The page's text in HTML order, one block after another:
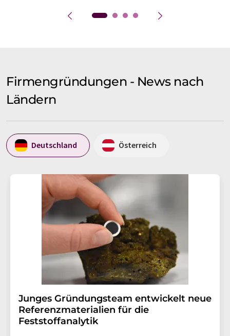
Firmengründungen - News nach
Ländern
Deutschland Österreich
Junges Gründungsteam entwickelt neue
Referenzmaterialien für die
Feststoffanalytik